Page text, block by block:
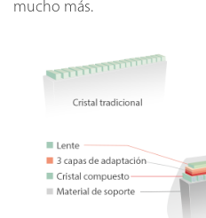
mucho más.